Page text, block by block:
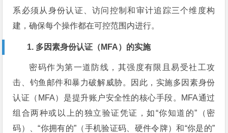
系必须从身份认证、访问控制和审计追踪三个维度构
建，确保每个操作都在可控范围内进行。
1. 多因素身份认证（MFA）的实施
密码作为第一道防线，其强度有限且易受社工攻
击、钓鱼邮件和暴力破解威胁。因此，实施多因素身份
认证（MFA）是提升账户安全性的核心手段。MFA通过
组合两种或以上的独立验证凭证，如“你知道的”（密
码）、“你拥有的”（手机验证码、硬件令牌）和“你是的”